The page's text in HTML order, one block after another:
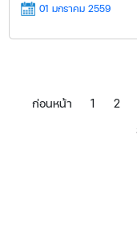
01 มกราคม 2559
ก่อนหน้า 1 2